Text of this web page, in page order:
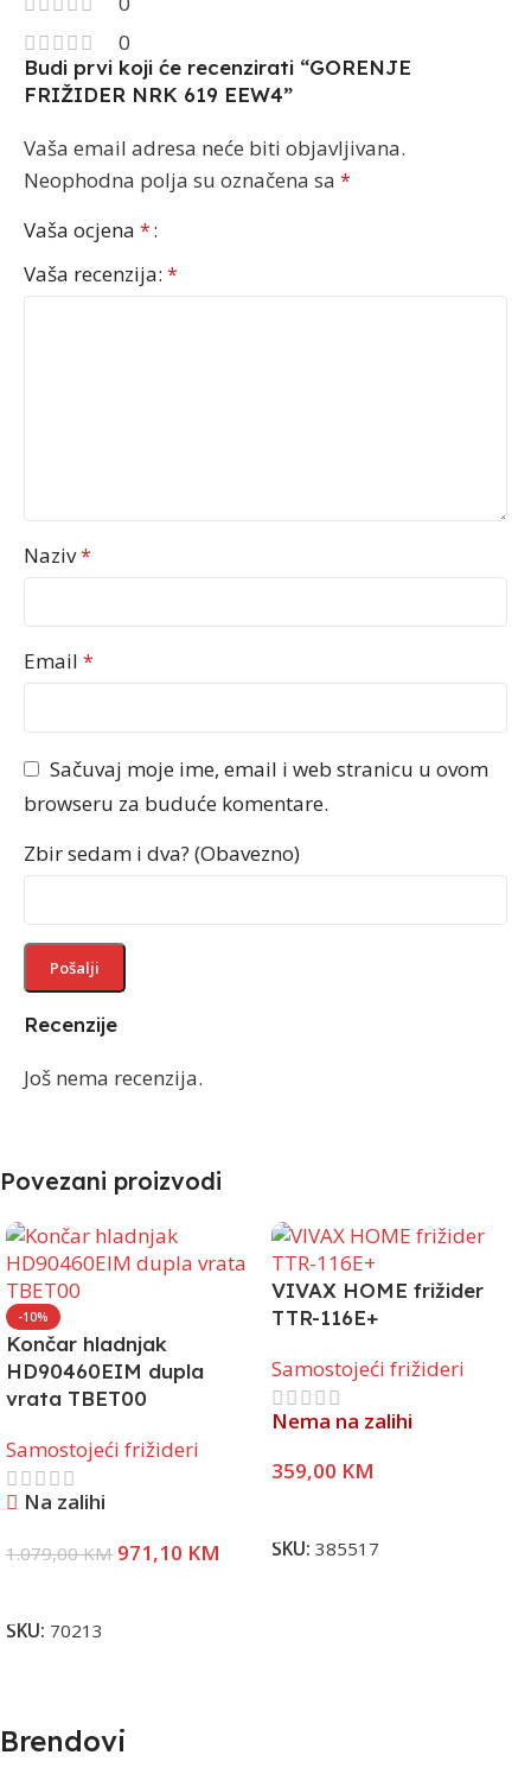
0
Recenzije
Još nema recenzija.
Budi prvi koji će recenzirati “GORENJE
FRIŽIDER NRK 619 EEW4”
Vaša email adresa neće biti objavljivana.
Neophodna polja su označena sa *
Vaša ocjena *
Vaša recenzija: *
Naziv*
Email *
Sačuvaj moje ime, email i web stranicu u ovom
browseru za buduće komentare.
Zbir sedam i dva? (Obavezno)
Povezani proizvodi
-10%
Končar hladnjak
HD90460EIM dupla
vrata TBET00
Samostojeći frižideri
Na zalihi
1.079,00KM 971,10 KM
SKU: 70213
VIVAX HOME frižider
TTR-116E+
Samostojeći frižideri
Nema na zalihi
359,00 KM
SKU: 385517
Brendovi